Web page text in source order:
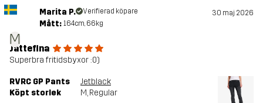
M
Marita P. Verifierad köpare 30 maj 2026
Mått: 164cm, 66kg
Jättefina
Superbra fritidsbyxor :0)
RVRC GP Pants
Jetblack
Köpt storlek
M, Regular